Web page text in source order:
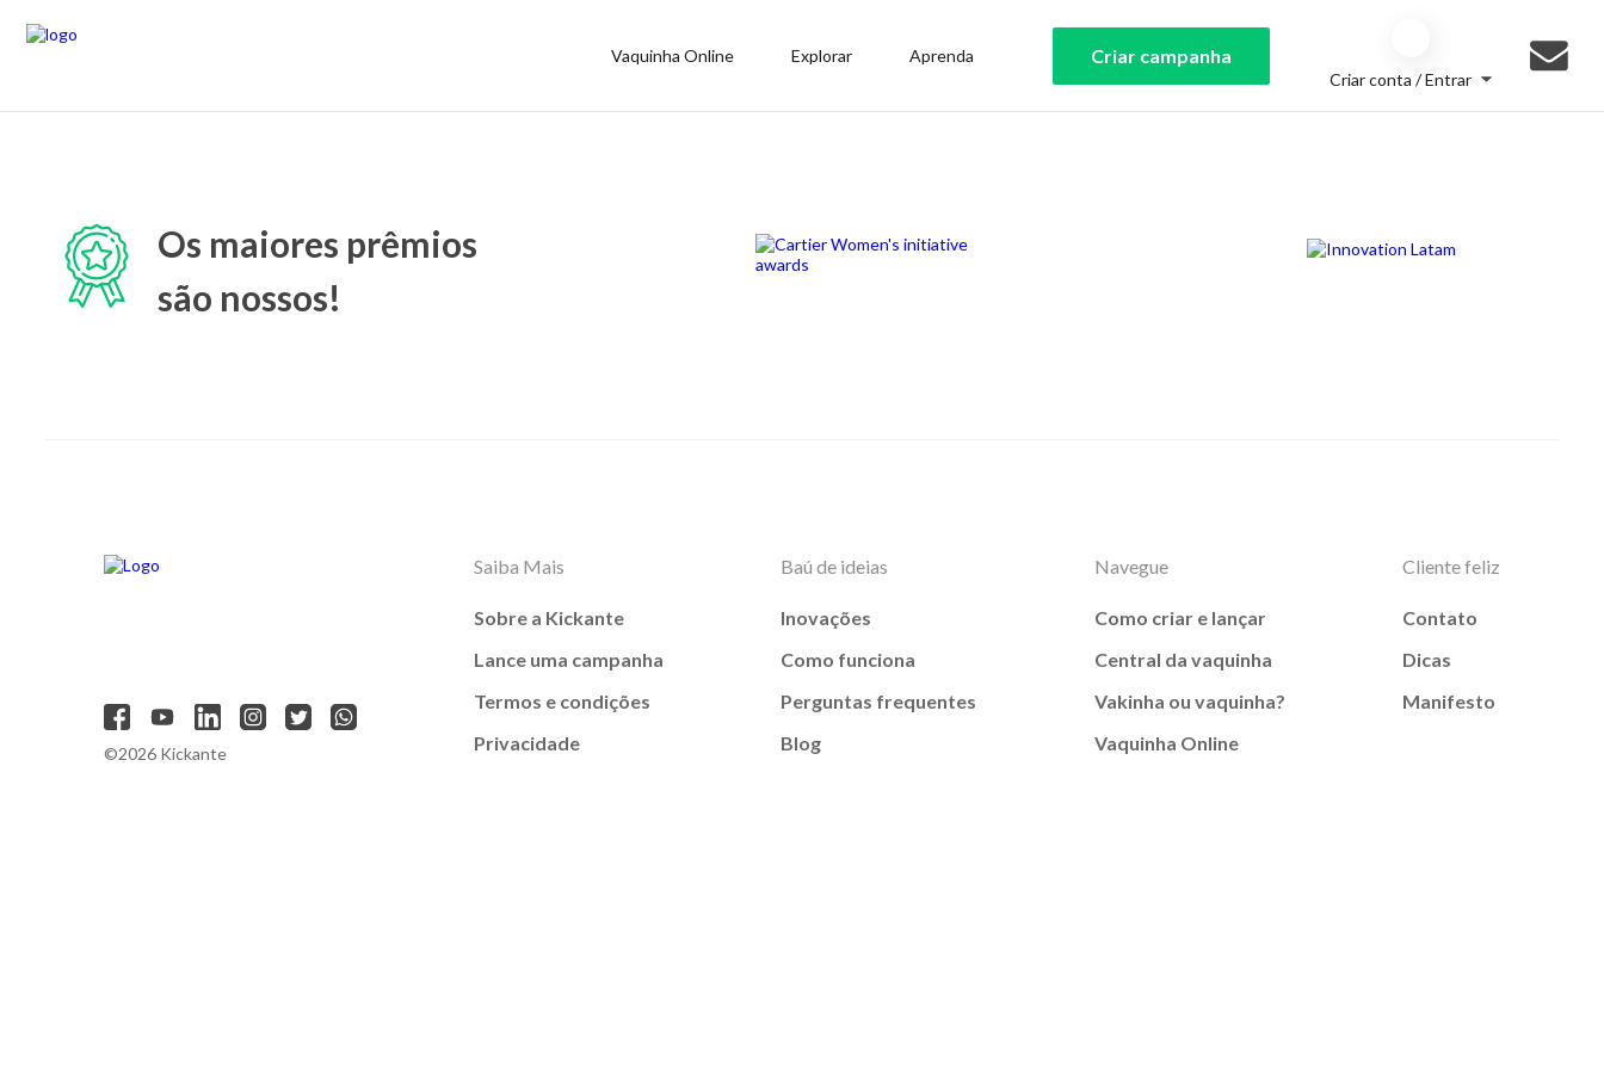
Vaquinha Online Explorar Aprenda Criar campanha
Criar conta / Entrar
Os maiores prêmios
são nossos!
©2026 Kickante
Saiba Mais
Sobre a Kickante
Lance uma campanha
Termos e condições
Privacidade
Baú de ideias
Inovações
Como funciona
Perguntas frequentes
Blog
Navegue
Como criar e lançar
Central da vaquinha
Vakinha ou vaquinha?
Vaquinha Online
Cliente feliz
Contato
Dicas
Manifesto